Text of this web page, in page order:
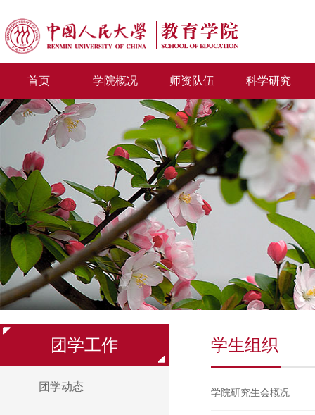
首页 学院概况 师资队伍 科学研究
团学工作
团学动态
学生组织
学院研究生会概况